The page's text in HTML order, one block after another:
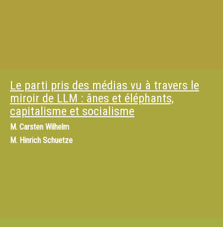
Le parti pris des médias vu à travers le
miroir de LLM : ânes et éléphants,
capitalisme et socialisme
M. Carsten Wilhelm
M. Hinrich Schuetze